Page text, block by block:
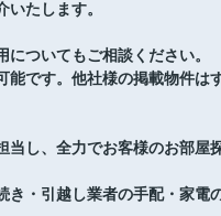
たします。
ついてもご相談ください。
能です。他社様の掲載物件は
し、全力でお客様のお部屋
・引越し業者の手配・家電